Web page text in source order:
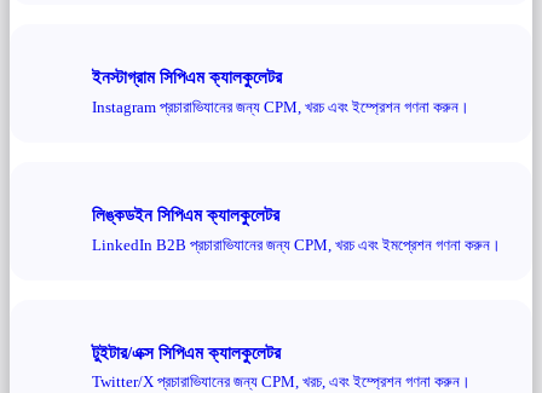
ইনস্টাগ্রাম সিপিএম ক্যালকুলেটর
Instagram প্রচারাভিযানের জন্য CPM, খরচ এবং ইম্প্রেশন গণনা করুন।
লিঙ্কডইন সিপিএম ক্যালকুলেটর
LinkedIn B2B প্রচারাভিযানের জন্য CPM, খরচ এবং ইমপ্রেশন গণনা করুন।
টুইটার/এক্স সিপিএম ক্যালকুলেটর
Twitter/X প্রচারাভিযানের জন্য CPM, খরচ, এবং ইম্প্রেশন গণনা করুন।